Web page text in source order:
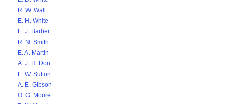
R. W. Wall
E. H. White
E. J. Barber
R. N. Smith
E. A. Martin
A. J. H. Don
E. W. Sutton
A. E. Gibson
O. G. Moore